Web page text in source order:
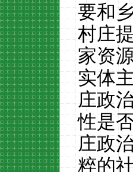
要和
村庄
家资
实体
庄政
性是
庄政
粹的